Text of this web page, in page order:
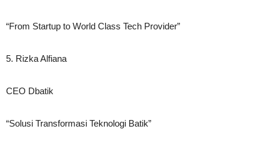
“From Startup to World Class Tech Provider”
5. Rizka Alfiana
CEO Dbatik
“Solusi Transformasi Teknologi Batik”